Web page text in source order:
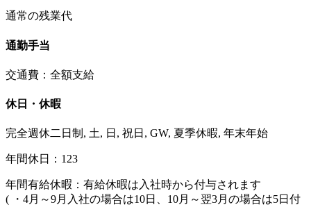
通常の残業代
通勤手当
交通費：全額支給
休日・休暇
完全週休二日制, 土, 日, 祝日, GW, 夏季休暇, 年末年始
年間休日：123
年間有給休暇：有給休暇は入社時から付与されます
( ・4月～9月入社の場合は10日、10月～翌3月の場合は5日付